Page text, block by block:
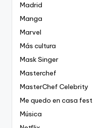
Madrid
Manga
Marvel
Más cultura
Mask Singer
Masterchef
MasterChef Celebrity
Me quedo en casa fest
Música